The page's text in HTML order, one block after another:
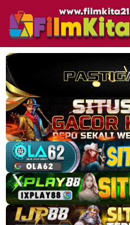
konten